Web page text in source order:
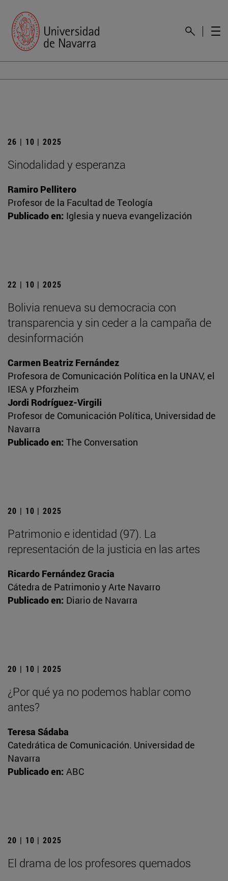
26 | 10 | 2025
Sinodalidad y esperanza
Ramiro Pellitero
Profesor de la Facultad de Teología
Publicado en: Iglesia y nueva evangelización
22 | 10 | 2025
Bolivia renueva su democracia con
transparencia y sin ceder a la campaña de
desinformación
Carmen Beatriz Fernández
Profesora de Comunicación Política en la UNAV, el
IESA y Pforzheim
Jordi Rodríguez-Virgili
Profesor de Comunicación Política, Universidad de
Navarra
Publicado en: The Conversation
20 | 10 | 2025
Patrimonio e identidad (97). La
representación de la justicia en las artes
Ricardo Fernández Gracia
Cátedra de Patrimonio y Arte Navarro
Publicado en: Diario de Navarra
20 | 10 | 2025
¿Por qué ya no podemos hablar como
antes?
Teresa Sádaba
Catedrática de Comunicación. Universidad de
Navarra
Publicado en: ABC
20 | 10 | 2025
El drama de los profesores quemados